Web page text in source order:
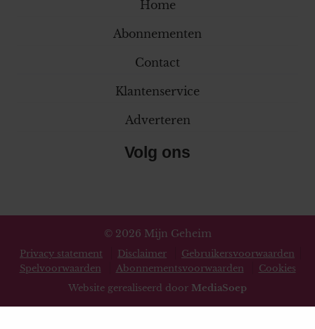
Home
Abonnementen
Contact
Klantenservice
Adverteren
Volg ons
© 2026 Mijn Geheim
Privacy statement Disclaimer
Gebruikersvoorwaarden
Spelvoorwaarden
Abonnementsvoorwaarden
Cookies
Website gerealiseerd door MediaSoep